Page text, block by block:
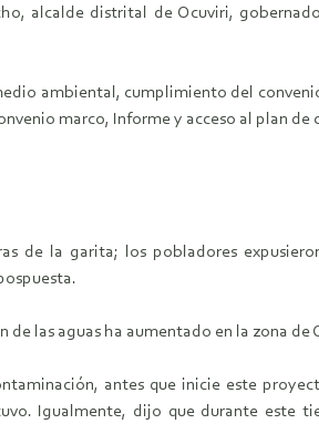
alcalde distrital de Ocuviri,
ambiental, cumplimiento del
marco, Informe y acceso al plan de
de la garita; los pobladores
las aguas ha aumentado en la zona de
antes que inicie este
Igualmente, dijo que durante este